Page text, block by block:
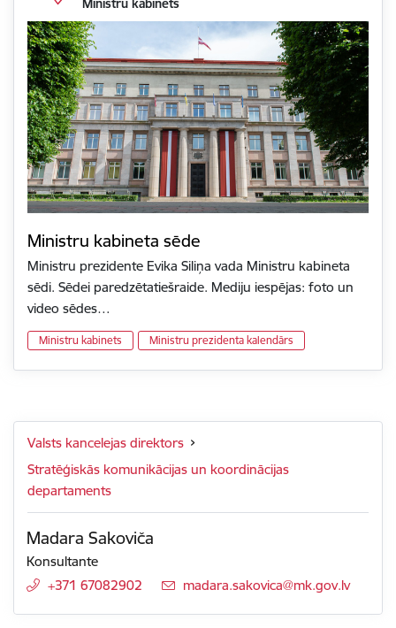
Ministru kabinets
Ministru kabineta sēde
Ministru prezidente Evika Siliņa vada Ministru kabineta
sēdi. Sēdei paredzētatiešraide. Mediju iespējas: foto un
video sēdes…
Ministru kabinets Ministru prezidenta kalendārs
Valsts kancelejas direktors
Stratēģiskās komunikācijas un koordinācijas
departaments
Madara Sakoviča
Konsultante
+371 67082902
E-pasts:
madara.sakovica@mk.gov.lv